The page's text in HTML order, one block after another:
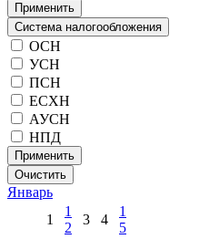
Применить
Система налогообложения
ОСН
УСН
ПСН
ЕСХН
АУСН
НПД
Применить
Очистить
Январь
1
1
2
3 4
1
5